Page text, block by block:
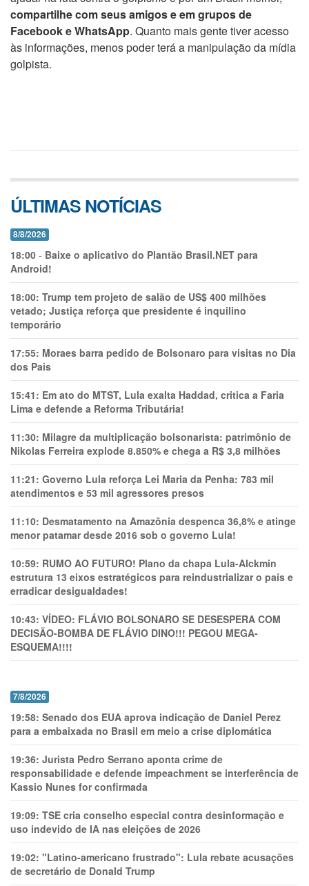
compartilhe com seus amigos e em grupos de
Facebook e WhatsApp. Quanto mais gente tiver acesso
às informações, menos poder terá a manipulação da mídia
golpista.
ÚLTIMAS NOTÍCIAS
8/8/2026
18:00 - Baixe o aplicativo do Plantão Brasil.NET para
Android!
18:00: Trump tem projeto de salão de US$ 400 milhões
vetado; Justiça reforça que presidente é inquilino
temporário
17:55: Moraes barra pedido de Bolsonaro para visitas no Dia
dos Pais
15:41: Em ato do MTST, Lula exalta Haddad, critica a Faria
Lima e defende a Reforma Tributária!
11:30: Milagre da multiplicação bolsonarista: patrimônio de
Nikolas Ferreira explode 8.850% e chega a R$ 3,8 milhões
11:21: Governo Lula reforça Lei Maria da Penha: 783 mil
atendimentos e 53 mil agressores presos
11:10: Desmatamento na Amazônia despenca 36,8% e atinge
menor patamar desde 2016 sob o governo Lula!
10:59: RUMO AO FUTURO! Plano da chapa Lula-Alckmin
estrutura 13 eixos estratégicos para reindustrializar o país e
erradicar desigualdades!
10:43: VÍDEO: FLÁVIO BOLSONARO SE DESESPERA COM
DECISÃO-BOMBA DE FLÁVIO DINO!!! PEGOU MEGA-
ESQUEMA!!!!
7/8/2026
19:58: Senado dos EUA aprova indicação de Daniel Perez
para a embaixada no Brasil em meio a crise diplomática
19:36: Jurista Pedro Serrano aponta crime de
responsabilidade e defende impeachment se interferência de
Kassio Nunes for confirmada
19:09: TSE cria conselho especial contra desinformação e
uso indevido de IA nas eleições de 2026
19:02: "Latino-americano frustrado": Lula rebate acusações
de secretário de Donald Trump